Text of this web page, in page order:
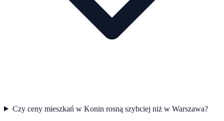
Czy ceny mieszkań w Konin rosną szybciej niż w Warszawa?